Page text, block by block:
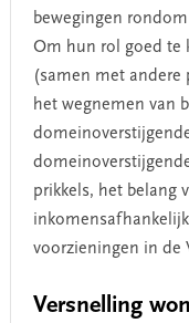
bewegingen
Om hun rol goed te
(samen met andere
het wegnemen van
prikkels, het belang
voorzieningen in de
Versnelling